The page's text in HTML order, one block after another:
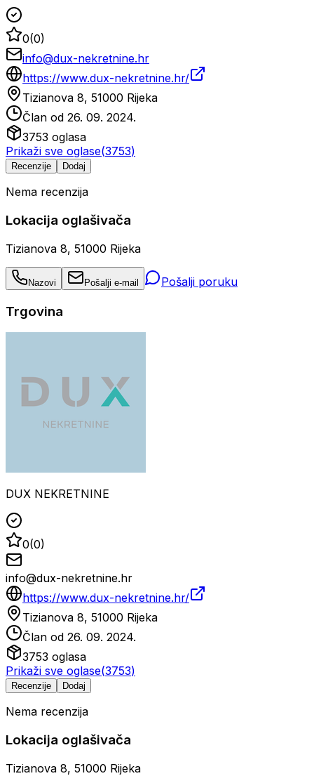
0(0)
info@dux-nekretnine.hr
https://www.dux-nekretnine.hr/
Tizianova 8, 51000 Rijeka
Član od 26. 09. 2024.
3753 oglasa
Prikaži sve oglase(3753)
Recenzije Dodaj
Nema recenzija
Lokacija oglašivača
Tizianova 8, 51000 Rijeka
Nazovi Pošalji e-mail Pošalji poruku
Trgovina
DUX NEKRETNINE
0(0)
info@dux-nekretnine.hr
https://www.dux-nekretnine.hr/
Tizianova 8, 51000 Rijeka
Član od 26. 09. 2024.
3753 oglasa
Prikaži sve oglase(3753)
Recenzije Dodaj
Nema recenzija
Lokacija oglašivača
Tizianova 8, 51000 Rijeka